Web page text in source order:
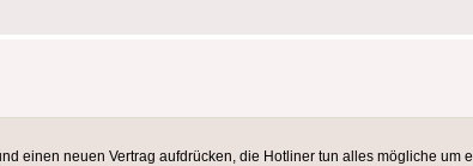
einen neuen Vertrag aufdrücken, die Hotliner tun alles mögliche um